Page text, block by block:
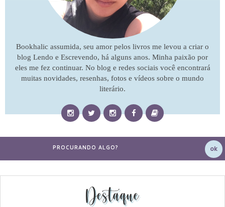
Bookhalic assumida, seu amor pelos livros me levou a criar o
blog Lendo e Escrevendo, há alguns anos. Minha paixão por
eles me fez continuar. No blog e redes sociais você encontrará
muitas novidades, resenhas, fotos e vídeos sobre o mundo
literário.
Destaque